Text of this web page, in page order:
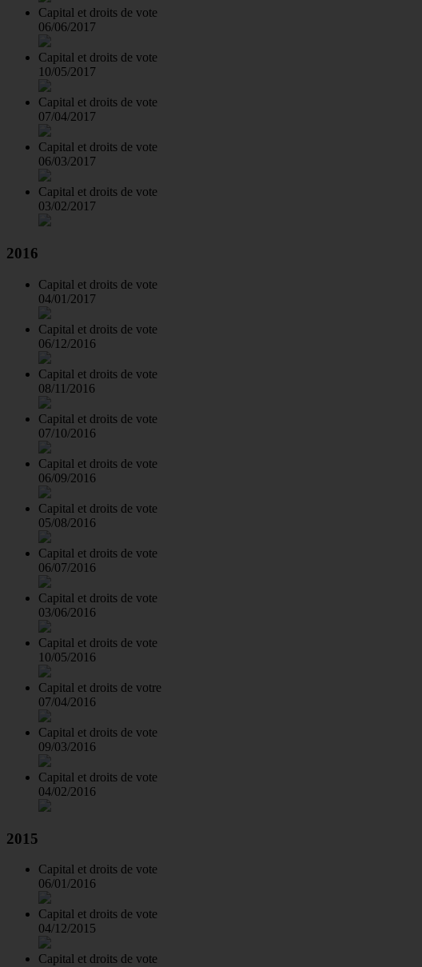
Capital et droits de vote
06/06/2017
Capital et droits de vote
10/05/2017
Capital et droits de vote
07/04/2017
Capital et droits de vote
06/03/2017
Capital et droits de vote
03/02/2017
2016
Capital et droits de vote
04/01/2017
Capital et droits de vote
06/12/2016
Capital et droits de vote
08/11/2016
Capital et droits de vote
07/10/2016
Capital et droits de vote
06/09/2016
Capital et droits de vote
05/08/2016
Capital et droits de vote
06/07/2016
Capital et droits de vote
03/06/2016
Capital et droits de vote
10/05/2016
Capital et droits de votre
07/04/2016
Capital et droits de vote
09/03/2016
Capital et droits de vote
04/02/2016
2015
Capital et droits de vote
06/01/2016
Capital et droits de vote
04/12/2015
Capital et droits de vote